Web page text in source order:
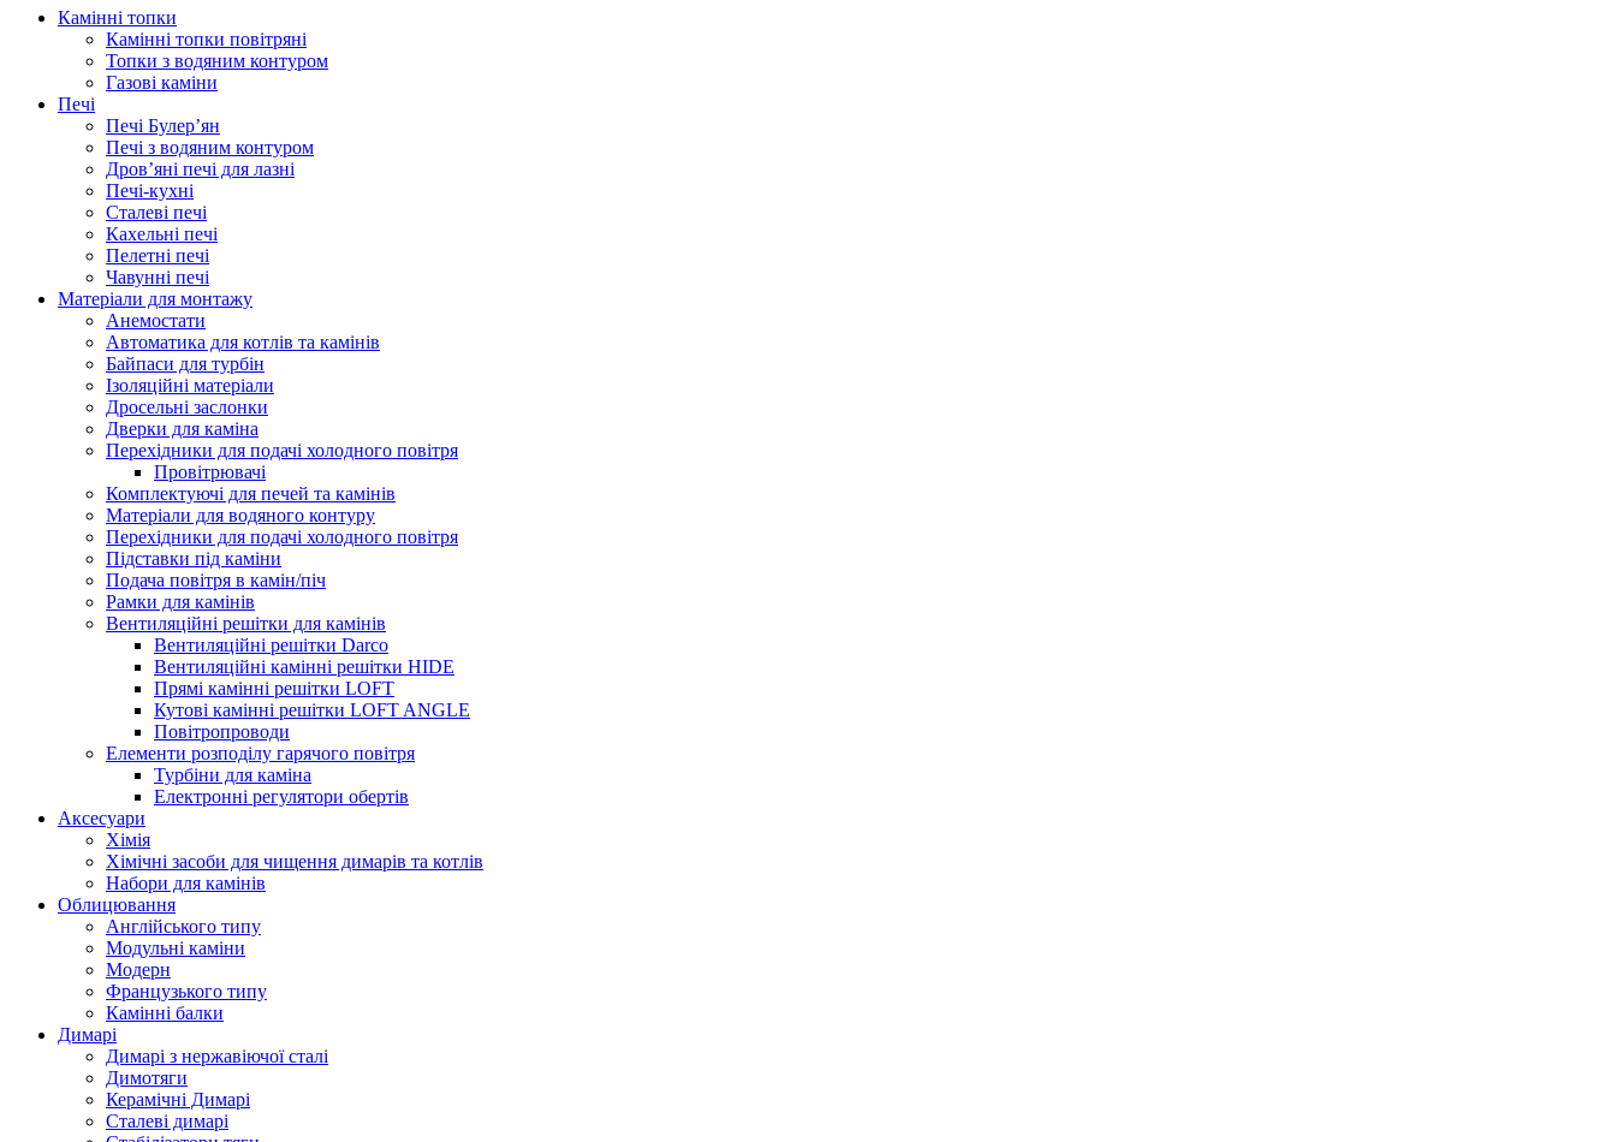
Камінні топки
Камінні топки повітряні
Топки з водяним контуром
Газові каміни
Печі
Печі Булер’ян
Печі з водяним контуром
Дров’яні печі для лазні
Печі-кухні
Сталеві печі
Кахельні печі
Пелетні печі
Чавунні печі
Матеріали для монтажу
Анемостати
Автоматика для котлів та камінів
Байпаси для турбін
Ізоляційні матеріали
Дросельні заслонки
Дверки для каміна
Перехідники для подачі холодного повітря
Провітрювачі
Комплектуючі для печей та камінів
Матеріали для водяного контуру
Перехідники для подачі холодного повітря
Підставки під каміни
Подача повітря в камін/піч
Рамки для камінів
Вентиляційні решітки для камінів
Вентиляційні решітки Darco
Вентиляційні камінні решітки HIDE
Прямі камінні решітки LOFT
Кутові камінні решітки LOFT ANGLE
Повітропроводи
Елементи розподілу гарячого повітря
Турбіни для каміна
Електронні регулятори обертів
Аксесуари
Хімія
Хімічні засоби для чищення димарів та котлів
Набори для камінів
Облицювання
Англійського типу
Модульні каміни
Модерн
Французького типу
Камінні балки
Димарі
Димарі з нержавіючої сталі
Димотяги
Керамічні Димарі
Сталеві димарі